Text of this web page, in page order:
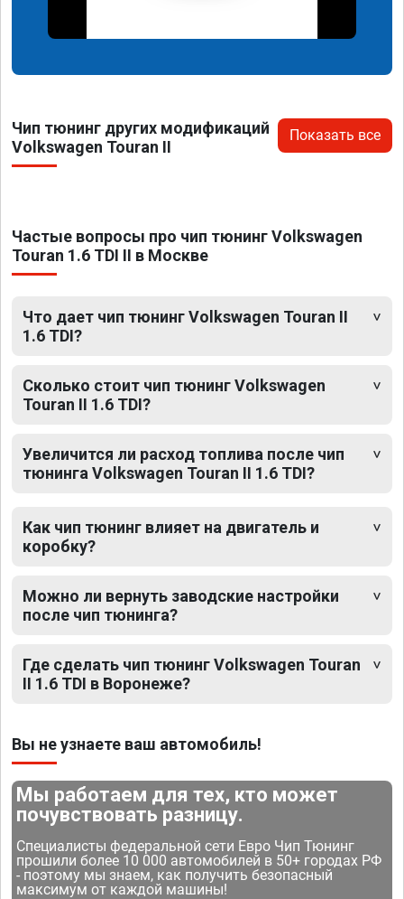
Чип тюнинг других модификаций
Volkswagen Touran II
Показать все
Частые вопросы про чип тюнинг Volkswagen
Touran 1.6 TDI II в Москве
Что дает чип тюнинг Volkswagen Touran II
1.6 TDI?
Сколько стоит чип тюнинг Volkswagen
Touran II 1.6 TDI?
Увеличится ли расход топлива после чип
тюнинга Volkswagen Touran II 1.6 TDI?
Как чип тюнинг влияет на двигатель и
коробку?
Можно ли вернуть заводские настройки
после чип тюнинга?
Где сделать чип тюнинг Volkswagen Touran
II 1.6 TDI в Воронеже?
Вы не узнаете ваш автомобиль!
Мы работаем для тех, кто может
почувствовать разницу.
Специалисты федеральной сети Евро Чип Тюнинг
прошили более 10 000 автомобилей в 50+ городах РФ
- поэтому мы знаем, как получить безопасный
максимум от каждой машины!